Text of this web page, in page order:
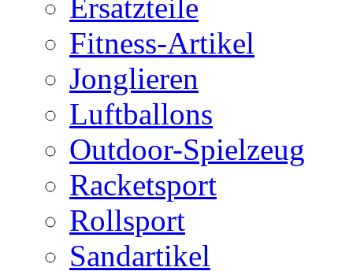
Ersatzteile
Fitness-Artikel
Jonglieren
Luftballons
Outdoor-Spielzeug
Racketsport
Rollsport
Sandartikel